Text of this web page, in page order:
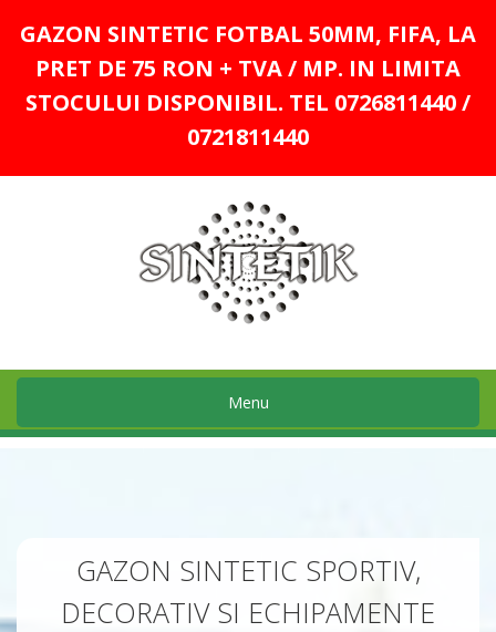
GAZON SINTETIC FOTBAL 50MM, FIFA, LA
PRET DE 75 RON + TVA / MP. IN LIMITA
STOCULUI DISPONIBIL. TEL 0726811440 /
0721811440
Menu
GAZON SINTETIC SPORTIV,
DECORATIV SI ECHIPAMENTE